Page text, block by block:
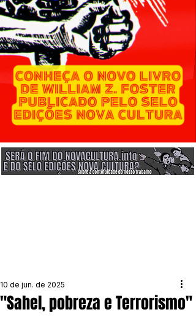
"Sahel, pobreza e Terrorismo"
10 de jun. de 2025